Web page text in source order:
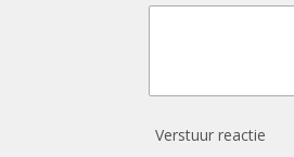
Verstuur reactie